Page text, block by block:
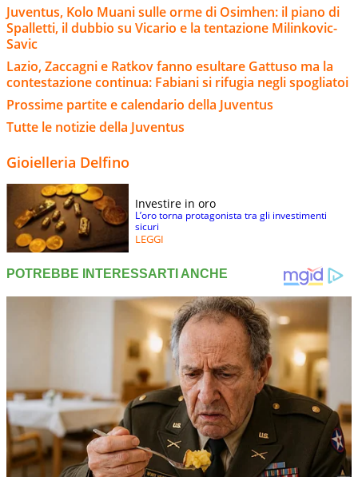
Juventus, Kolo Muani sulle orme di Osimhen: il piano di
Spalletti, il dubbio su Vicario e la tentazione Milinkovic-
Savic
Lazio, Zaccagni e Ratkov fanno esultare Gattuso ma la
contestazione continua: Fabiani si rifugia negli spogliatoi
Prossime partite e calendario della Juventus
Tutte le notizie della Juventus
Gioielleria Delfino
Investire in oro
L’oro torna protagonista tra gli investimenti
sicuri
LEGGI